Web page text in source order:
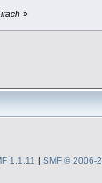
»
1.1.11 | SMF © 2006-